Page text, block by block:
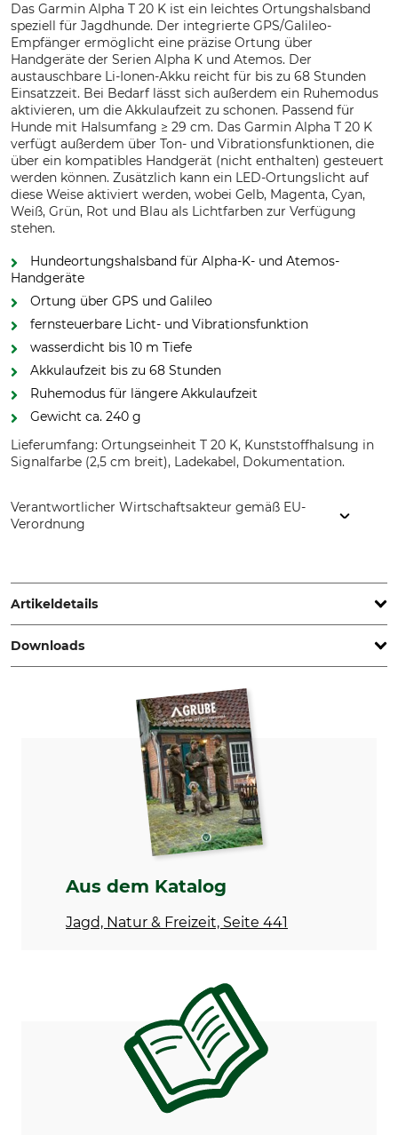
Das Garmin Alpha T 20 K ist ein leichtes Ortungshalsband
speziell für Jagdhunde. Der integrierte GPS/Galileo-
Empfänger ermöglicht eine präzise Ortung über
Handgeräte der Serien Alpha K und Atemos. Der
austauschbare Li-Ionen-Akku reicht für bis zu 68 Stunden
Einsatzzeit. Bei Bedarf lässt sich außerdem ein Ruhemodus
aktivieren, um die Akkulaufzeit zu schonen. Passend für
Hunde mit Halsumfang ≥ 29 cm. Das Garmin Alpha T 20 K
verfügt außerdem über Ton- und Vibrationsfunktionen, die
über ein kompatibles Handgerät (nicht enthalten) gesteuert
werden können. Zusätzlich kann ein LED-Ortungslicht auf
diese Weise aktiviert werden, wobei Gelb, Magenta, Cyan,
Weiß, Grün, Rot und Blau als Lichtfarben zur Verfügung
stehen.
Hundeortungshalsband für Alpha-K- und Atemos-
Handgeräte
Ortung über GPS und Galileo
fernsteuerbare Licht- und Vibrationsfunktion
wasserdicht bis 10 m Tiefe
Akkulaufzeit bis zu 68 Stunden
Ruhemodus für längere Akkulaufzeit
Gewicht ca. 240 g
Lieferumfang: Ortungseinheit T 20 K, Kunststoffhalsung in
Signalfarbe (2,5 cm breit), Ladekabel, Dokumentation.
Verantwortlicher Wirtschaftsakteur gemäß EU-
Verordnung
Germany, www.garmin.de
Artikeldetails
Akku/Batterie enthalten
Ja
10 km
Sender-Länge
8,1 cm
Sender-Höhe
3,5 cm
Fernsteuerungsfunktion
Licht
Vibration
Akkulaufzeit Sender
Modellbezeichnung
Alpha T 20 K
Wasserdichtigkeit
Batterietyp
Li-Ion-Akku
Batterieanzahl
Downloads
Bedienungsanleitung | Manual_81-398_de_05-2023.pdf
Aus dem Katalog
Jagd, Natur & Freizeit, Seite 441